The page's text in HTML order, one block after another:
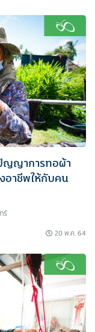
ญญาการทอผ้า
อาชีพให้กับคน
ร์
20 พ.ค. 64